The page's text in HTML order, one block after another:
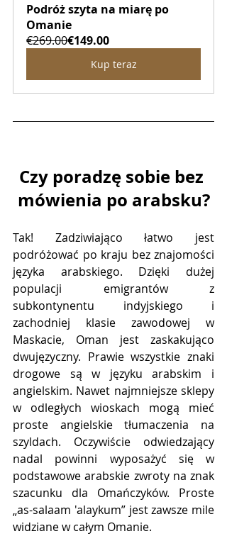
Podróż szyta na miarę po
Omanie
€269.00€149.00
Kup teraz
Czy poradzę sobie bez
mówienia po arabsku?
Tak! Zadziwiająco łatwo jest
podróżować po kraju bez znajomości
języka arabskiego. Dzięki dużej
populacji emigrantów z
subkontynentu indyjskiego i
zachodniej klasie zawodowej w
Maskacie, Oman jest zaskakująco
dwujęzyczny. Prawie wszystkie znaki
drogowe są w języku arabskim i
angielskim. Nawet najmniejsze sklepy
w odległych wioskach mogą mieć
proste angielskie tłumaczenia na
szyldach. Oczywiście odwiedzający
nadal powinni wyposażyć się w
podstawowe arabskie zwroty na znak
szacunku dla Omańczyków. Proste
„as-salaam 'alaykum” jest zawsze mile
widziane w całym Omanie.